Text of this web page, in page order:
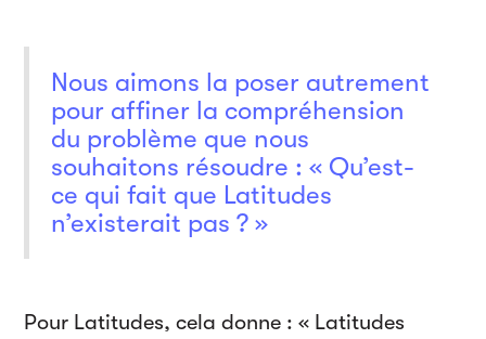
Nous aimons la poser autrement
pour affiner la compréhension
du problème que nous
souhaitons résoudre : « Qu’est-
ce qui fait que Latitudes
n’existerait pas ? »
Pour Latitudes, cela donne : « Latitudes